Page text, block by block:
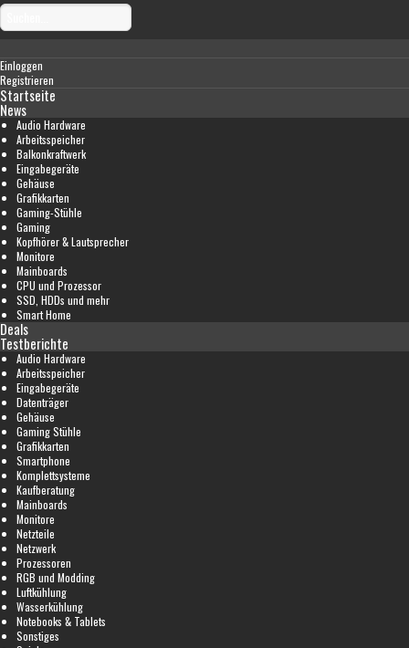
Einloggen
Registrieren
Startseite
News
Audio Hardware
Arbeitsspeicher
Balkonkraftwerk
Eingabegeräte
Gehäuse
Grafikkarten
Gaming-Stühle
Gaming
Kopfhörer & Lautsprecher
Monitore
Mainboards
CPU und Prozessor
SSD, HDDs und mehr
Smart Home
Deals
Testberichte
Audio Hardware
Arbeitsspeicher
Eingabegeräte
Datenträger
Gehäuse
Gaming Stühle
Grafikkarten
Smartphone
Komplettsysteme
Kaufberatung
Mainboards
Monitore
Netzteile
Netzwerk
Prozessoren
RGB und Modding
Luftkühlung
Wasserkühlung
Notebooks & Tablets
Sonstiges